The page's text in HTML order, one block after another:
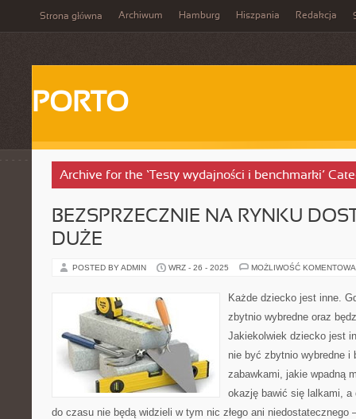
Strona główna Archiwum Hamburg Hiszpania Redakcja
PORTO
Archive for the ‘Testy wydajności i benchmarki’
BEZSPRZECZNIE NA RYNKU
DUŻE
POSTED BY ADMIN WRZ - 26 - 2025 MOŻLIWOŚĆ
Każde dziecko jest inne.
zbytnio wybredne oraz
Jakiekolwiek dziecko jest
nie być zbytnio wybredne i
zabawkami, jakie wpadną
okazję bawić się lalkami,
do czasu nie będą widzieli w tym nic złego ani niedostatecznego